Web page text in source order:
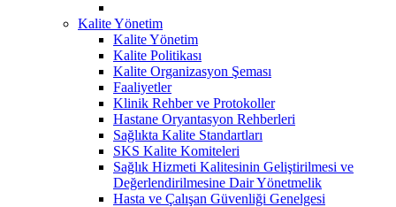
Kalite Yönetim
Kalite Yönetim
Kalite Politikası
Kalite Organizasyon Şeması
Faaliyetler
Klinik Rehber ve Protokoller
Hastane Oryantasyon Rehberleri
Sağlıkta Kalite Standartları
SKS Kalite Komiteleri
Sağlık Hizmeti Kalitesinin Geliştirilmesi ve
Değerlendirilmesine Dair Yönetmelik
Hasta ve Çalışan Güvenliği Genelgesi